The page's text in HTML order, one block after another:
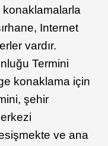
Internet
vardır.
Termini
konaklama için
şehir
ve ana